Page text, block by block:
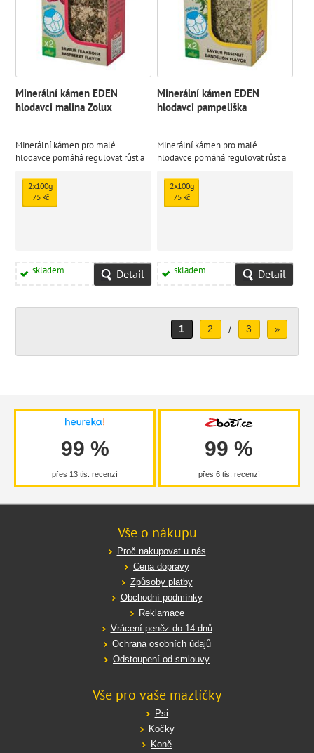
Minerální kámen EDEN
hlodavci malina Zolux
Minerální kámen pro malé
hlodavce pomáhá regulovat růst a
2x100g
75 Kč
skladem Detail
Minerální kámen EDEN
hlodavci pampeliška
Minerální kámen pro malé
hlodavce pomáhá regulovat růst a
2x100g
75 Kč
skladem Detail
1 2 / 3 »
99 %
přes 13 tis. recenzí
99 %
přes 6 tis. recenzí
Vše o nákupu
Proč nakupovat u nás
Cena dopravy
Způsoby platby
Obchodní podmínky
Reklamace
Vrácení peněz do 14 dnů
Ochrana osobních údajů
Odstoupení od smlouvy
Vše pro vaše mazlíčky
Psi
Kočky
Koně